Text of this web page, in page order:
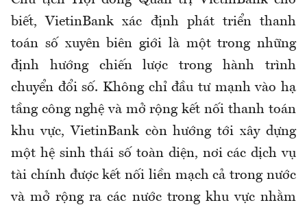
biết, VietinBank xác định phát triển thanh
toán số xuyên biên giới là một trong những
định hướng chiến lược trong hành trình
chuyển đổi số. Không chỉ đầu tư mạnh vào hạ
tầng công nghệ và mở rộng kết nối thanh toán
khu vực, VietinBank còn hướng tới xây dựng
một hệ sinh thái số toàn diện, nơi các dịch vụ
tài chính được kết nối liền mạch cả trong nước
và mở rộng ra các nước trong khu vực nhằm